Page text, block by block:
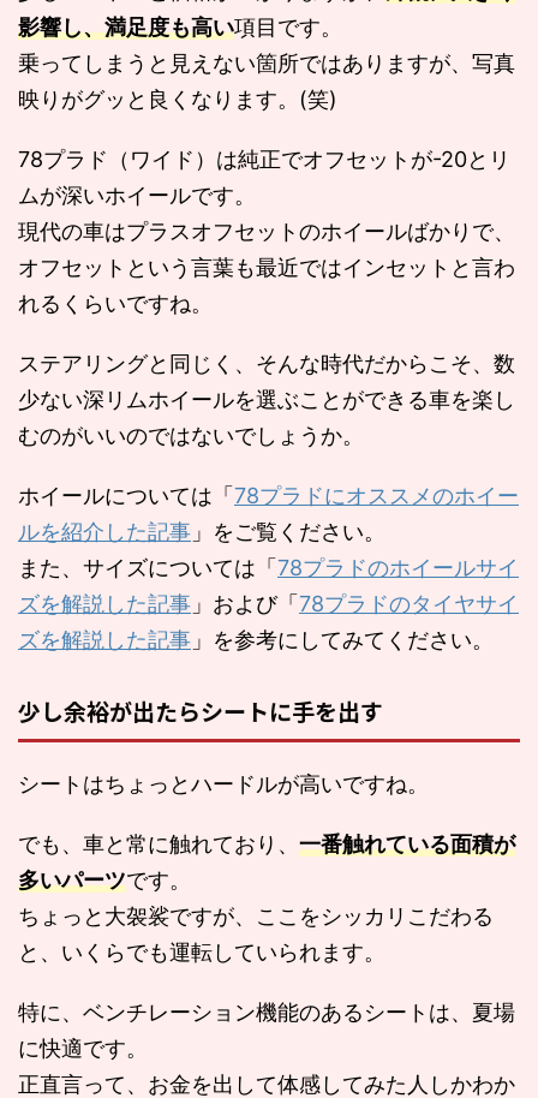
影響し、満足度も高い項目です。
乗ってしまうと見えない箇所ではありますが、写真
映りがグッと良くなります。(笑)
78プラド（ワイド）は純正でオフセットが-20とリ
ムが深いホイールです。
現代の車はプラスオフセットのホイールばかりで、
オフセットという言葉も最近ではインセットと言わ
れるくらいですね。
ステアリングと同じく、そんな時代だからこそ、数
少ない深リムホイールを選ぶことができる車を楽し
むのがいいのではないでしょうか。
ホイールについては「 78プラドにオススメのホイー
ルを紹介した記事 」をご覧ください。
また、サイズについては「 78プラドのホイールサイ
ズを解説した記事 」および「 78プラドのタイヤサイ
ズを解説した記事 」を参考にしてみてください。
少し余裕が出たらシートに手を出す
シートはちょっとハードルが高いですね。
でも、車と常に触れており、 一番触れている面積が
多いパーツです。
ちょっと大袈裟ですが、ここをシッカリこだわる
と、いくらでも運転していられます。
特に、ベンチレーション機能のあるシートは、夏場
に快適です。
正直言って、お金を出して体感してみた人しかわか